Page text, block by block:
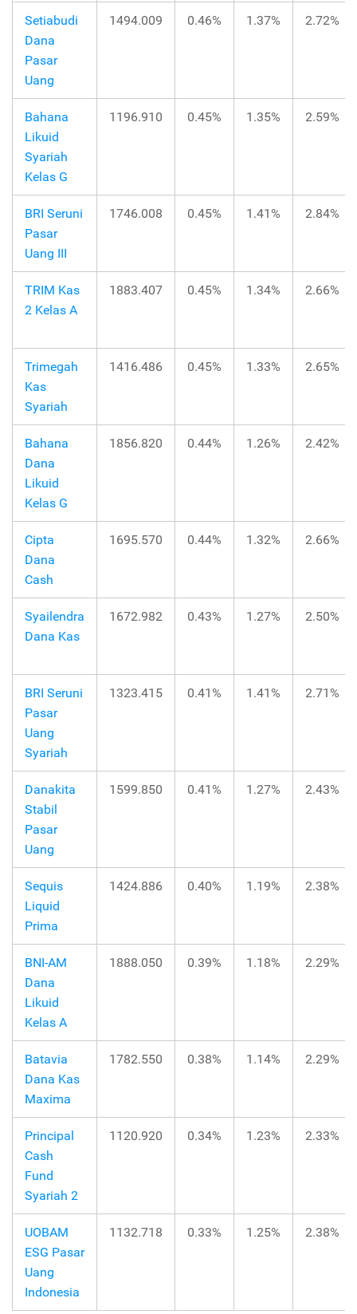
Setiabudi
Dana
Pasar
Uang
1494.009 0.46% 1.37% 2.72%
Bahana
Likuid
Syariah
Kelas G
1196.910 0.45% 1.35% 2.59%
BRI Seruni
Pasar
Uang III
1746.008 0.45% 1.41% 2.84%
TRIM Kas
2 Kelas A
1883.407 0.45% 1.34% 2.66%
Trimegah
Kas
Syariah
1416.486 0.45% 1.33% 2.65%
Bahana
Dana
Likuid
Kelas G
1856.820 0.44% 1.26% 2.42%
Cipta
Dana
Cash
1695.570 0.44% 1.32% 2.66%
Syailendra
Dana Kas
1672.982 0.43% 1.27% 2.50%
BRI Seruni
Pasar
Uang
Syariah
1323.415 0.41% 1.41% 2.71%
Danakita
Stabil
Pasar
Uang
1599.850 0.41% 1.27% 2.43%
Sequis
Liquid
Prima
1424.886 0.40% 1.19% 2.38%
BNI-AM
Dana
Likuid
Kelas A
1888.050 0.39% 1.18% 2.29%
Batavia
Dana Kas
Maxima
1782.550 0.38% 1.14% 2.29%
Principal
Cash
Fund
Syariah 2
1120.920 0.34% 1.23% 2.33%
UOBAM
ESG Pasar
Uang
Indonesia
1132.718 0.33% 1.25% 2.38%